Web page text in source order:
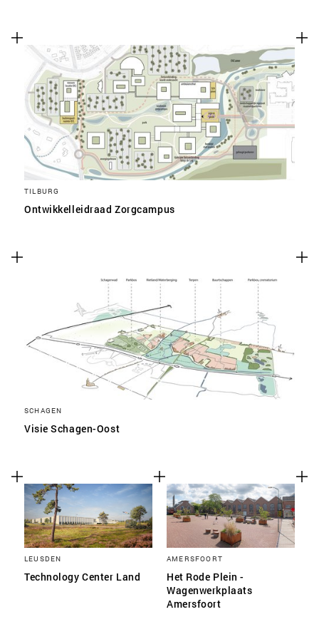
TILBURG
Ontwikkelleidraad Zorgcampus
SCHAGEN
Visie Schagen-Oost
LEUSDEN
Technology Center Land
AMERSFOORT
Het Rode Plein -
Wagenwerkplaats
Amersfoort